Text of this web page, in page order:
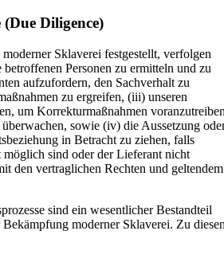
(Due Diligence)
Sklaverei festgestellt, verfolgen
Personen zu ermitteln und zu
aufzufordern, den Sachverhalt zu
zu ergreifen, (iii) unseren
um Korrekturmaßnahmen
sowie (iv) die Aussetzung
in Betracht zu ziehen, falls
sind oder der Lieferant nicht
den vertraglichen Rechten und geltendem
sind ein wesentlicher Bestandteil
moderner Sklaverei. Zu